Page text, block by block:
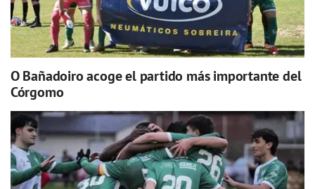
O Bañadoiro acoge el partido más importante del
Córgomo